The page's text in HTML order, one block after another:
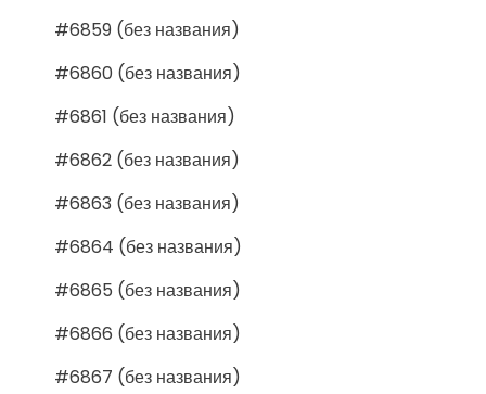
#6859 (без названия)
#6860 (без названия)
#6861 (без названия)
#6862 (без названия)
#6863 (без названия)
#6864 (без названия)
#6865 (без названия)
#6866 (без названия)
#6867 (без названия)